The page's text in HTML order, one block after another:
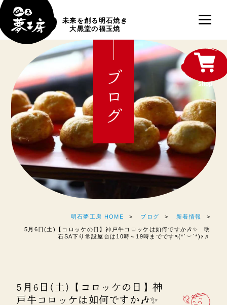
未来を創る明石焼き
大黒堂の福玉焼
ブログ
明石夢工房 HOME ブログ 新着情報
5月6日(土)【コロッケの日】神戸牛コロッケは如何ですか🎶✨ 明
石SA下り常設屋台は10時～19時までです٩(*ˊ︶`*)۶♬
5月6日(土)【コロッケの日】神
戸牛コロッケは如何ですか🎶✨
shop